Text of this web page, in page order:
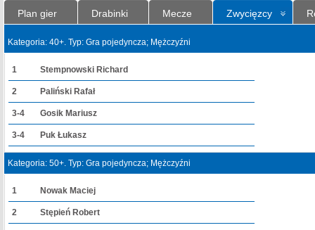
Plan gier Drabinki Mecze Zwycięzcy
Kategoria: 40+. Typ: Gra pojedyncza; Mężczyźni
1 Stempnowski Richard
2 Paliński Rafał
3-4 Gosik Mariusz
3-4 Puk Łukasz
Kategoria: 50+. Typ: Gra pojedyncza; Mężczyźni
1 Nowak Maciej
2 Stępień Robert